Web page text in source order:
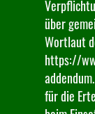
über
Wortlaut
https://
für die